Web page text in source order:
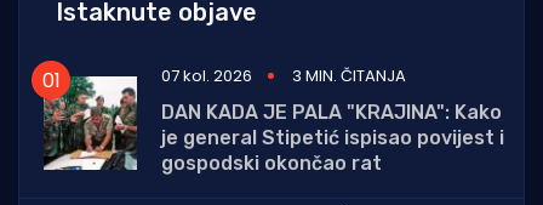
Istaknute objave
07 kol. 2026
3 MIN. ČITANJA
DAN KADA JE PALA "KRAJINA": Kako
je general Stipetić ispisao povijest i
gospodski okončao rat